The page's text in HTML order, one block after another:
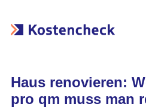
Haus renovieren:
pro qm muss man